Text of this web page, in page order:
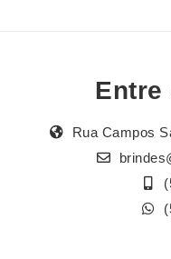
Entre
Rua Campos